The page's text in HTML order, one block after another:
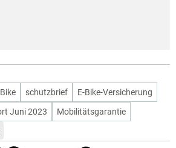
schutzbrief
E-Bike-Versicherung
Juni 2023
Mobilitätsgarantie